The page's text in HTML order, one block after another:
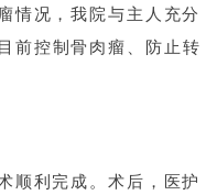
情况，我院与主人充分
前控制骨肉瘤、防止转
顺利完成。术后，医护